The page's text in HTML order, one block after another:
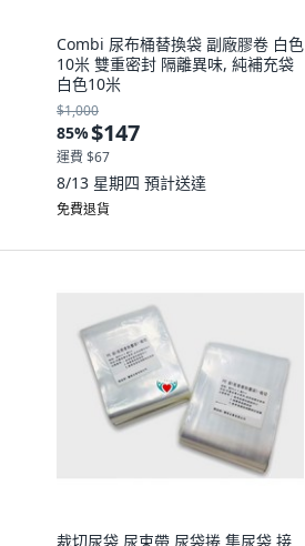
Combi 尿布桶替換袋 副廠膠卷 白色
10米 雙重密封 隔離異味, 純補充袋
白色10米
$1,000
85%$147
運費 $67
8/13 星期四 預計送達
免費退貨
裁切尿袋 尿束帶 尿袋捲 集尿袋 接